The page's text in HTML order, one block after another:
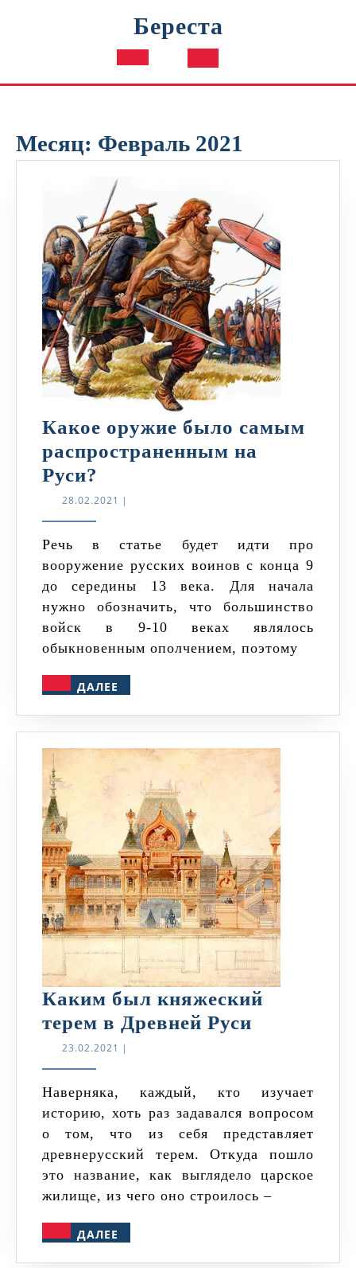
Береста
Кнопка
Месяц: Февраль 2021
Какое оружие было самым
распространенным на
Руси?
оружие
самым
распространенным
на
Руси?
28.02.2021 28.02.2021
|
Речь в статье будет идти про
вооружение русских воинов с конца 9
до середины 13 века. Для начала
нужно обозначить, что большинство
войск в 9-10 веках являлось
обыкновенным ополчением, поэтому
ДАЛЕЕ
Каким был княжеский
терем в Древней Руси
терем
в
Древней
Руси
23.02.2021 23.02.2021
|
Наверняка, каждый, кто изучает
историю, хоть раз задавался вопросом
о том, что из себя представляет
древнерусский терем. Откуда пошло
это название, как выглядело царское
жилище, из чего оно строилось –
ДАЛЕЕ